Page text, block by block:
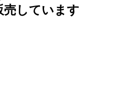
売しています